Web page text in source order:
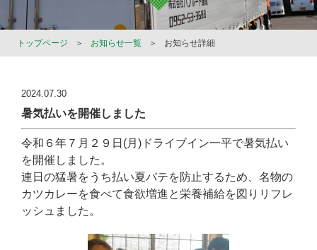
トップページ ＞ お知らせ一覧 ＞ お知らせ詳細
2024.07.30
暑気払いを開催しました
令和６年７月２９日(月)ドライブイン一平で暑気払い
を開催しました。
連日の猛暑をうち払い夏バテを防止するため、名物の
カツカレーを食べて食欲増進と栄養補給を図りリフレ
ッシュました。